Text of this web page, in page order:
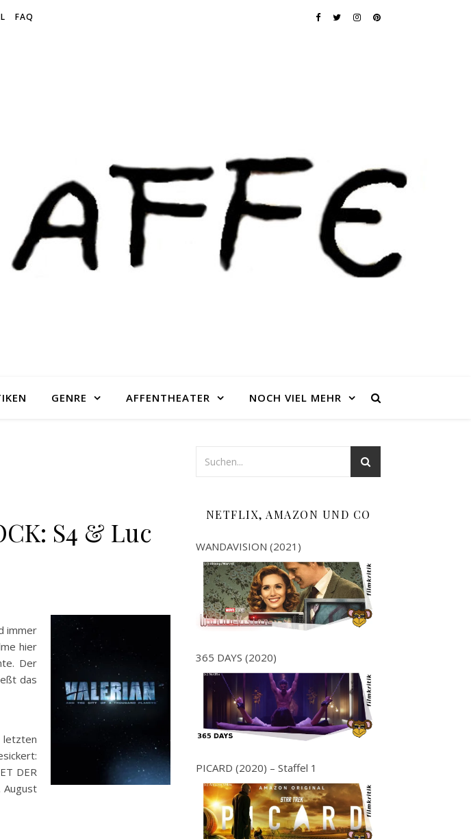
FAQ
GENRE AFFENTHEATER NOCH VIEL MEHR
S4 & Luc
immer
hier
Der
das
DER
August
NETFLIX, AMAZON UND CO
WANDAVISION (2021)
365 DAYS (2020)
PICARD (2020) – Staffel 1